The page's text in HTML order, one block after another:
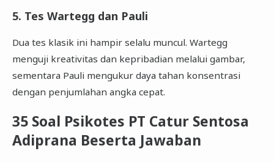
5. Tes Wartegg dan Pauli
Dua tes klasik ini hampir selalu muncul. Wartegg
menguji kreativitas dan kepribadian melalui gambar,
sementara Pauli mengukur daya tahan konsentrasi
dengan penjumlahan angka cepat.
35 Soal Psikotes PT Catur Sentosa
Adiprana Beserta Jawaban